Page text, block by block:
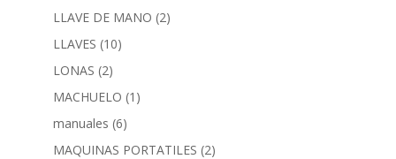
LLAVE DE MANO (2)
LLAVES (10)
LONAS (2)
MACHUELO (1)
manuales (6)
MAQUINAS PORTATILES (2)